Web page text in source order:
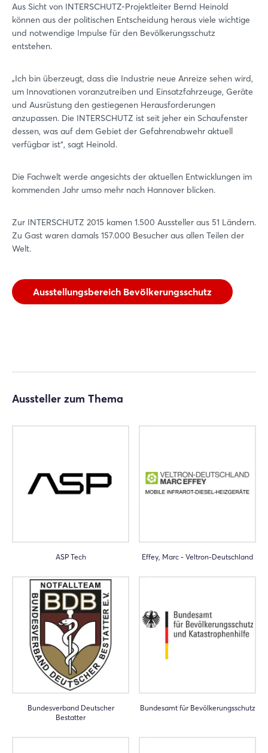
Aus Sicht von INTERSCHUTZ-Projektleiter Bernd Heinold
können aus der politischen Entscheidung heraus viele wichtige
und notwendige Impulse für den Bevölkerungsschutz
entstehen.
„Ich bin überzeugt, dass die Industrie neue Anreize sehen wird,
um Innovationen voranzutreiben und Einsatzfahrzeuge, Geräte
und Ausrüstung den gestiegenen Herausforderungen
anzupassen. Die INTERSCHUTZ ist seit jeher ein Schaufenster
dessen, was auf dem Gebiet der Gefahrenabwehr aktuell
verfügbar ist“, sagt Heinold.
Die Fachwelt werde angesichts der aktuellen Entwicklungen im
kommenden Jahr umso mehr nach Hannover blicken.
Zur INTERSCHUTZ 2015 kamen 1.500 Aussteller aus 51 Ländern.
Zu Gast waren damals 157.000 Besucher aus allen Teilen der
Welt.
Ausstellungsbereich Bevölkerungsschutz
Aussteller zum Thema
ASP Tech Effey, Marc - Veltron-Deutschland
Bundesverband Deutscher
Bestatter
Bundesamt für Bevölkerungsschutz
Login